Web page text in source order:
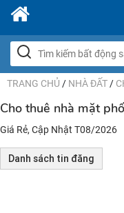
TRANG CHỦ / NHÀ ĐẤT /
Cho thuê nhà mặt
Giá Rẻ, Cập Nhật T08/2026
Danh sách tin đăng